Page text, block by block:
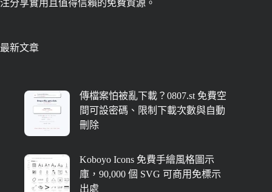
注分享實用且值得信賴的免費資源。
最新文章
傳檔案怕被亂下載？0807.st 免費空
間可設密碼、限制下載次數與自動
刪除
Koboyo Icons 免費手繪風格圖示
庫，90,000 個 SVG 可商用免標示
出處